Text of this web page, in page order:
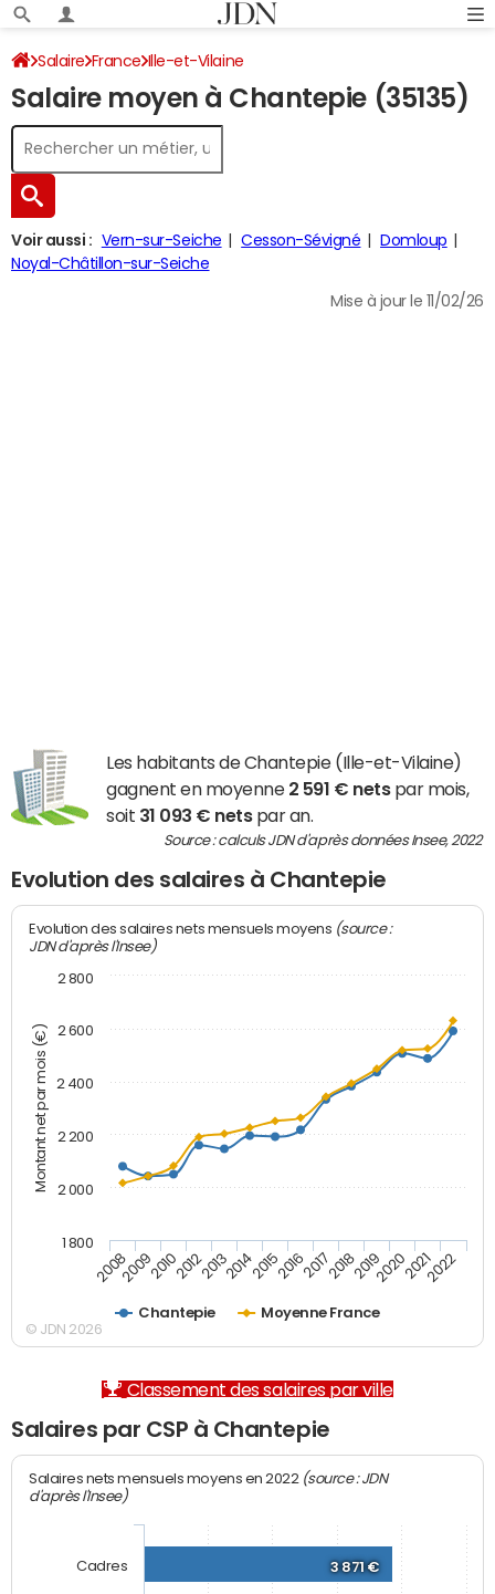
Salaire France Ille-et-Vilaine
Salaire moyen à Chantepie (35135)
Voir aussi : Vern-sur-Seiche Cesson-Sévigné
Domloup
Noyal-Châtillon-sur-Seiche
Mise à jour le 11/02/26
Les habitants de Chantepie (Ille-et-Vilaine)
gagnent en moyenne 2 591 € netspar mois,
soit 31 093 € netspar an.
Source : calculs JDN d'après données Insee, 2022
Evolution des salaires à Chantepie
Montant net par mois (€)
Evolution des salaires nets mensuels moyens (source :
JDN d'après l'Insee)
Chantepie Moyenne France
20082009201020122013201420152016201720182019202020212022
1 800
2 000
2 200
2 400
2 600
2 800
© JDN 2026
Classement des salaires par ville
Salaires par CSP à Chantepie
Salaires nets mensuels moyens en 2022 (source : JDN
d'après l'Insee)
3 871 €
Cadres